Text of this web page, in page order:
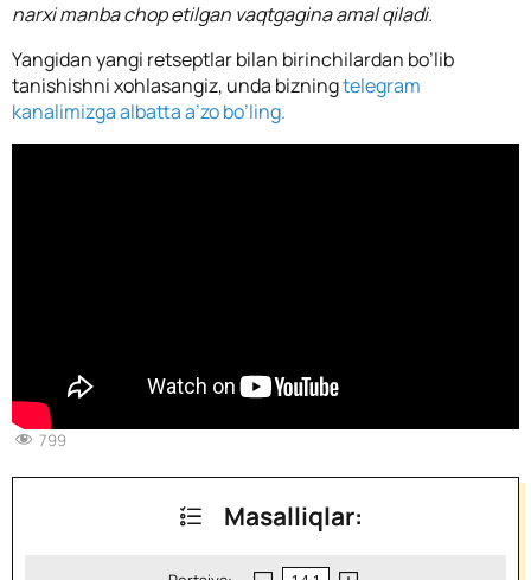
narxi manba chop etilgan vaqtgagina amal qiladi.
Yangidan yangi retseptlar bilan birinchilardan bo’lib
tanishishni xohlasangiz, unda bizningtelegram
kanalimizga albatta a’zo bo’ling.
799
Masalliqlar: